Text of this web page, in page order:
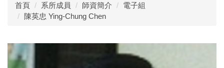
首頁 系所成員 師資簡介
電子組
陳英忠 Ying-Chung Chen